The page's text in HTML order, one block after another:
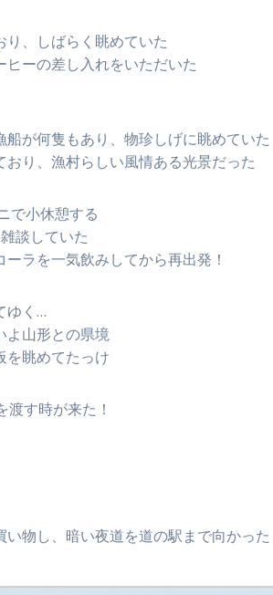
、しばらく眺めていた
ーの差し入れをいただいた
が何隻もあり、物珍しげに眺めていた
り、漁村らしい風情ある光景だった
で小休憩する
談していた
ラを一気飲みしてから再出発！
ゆく…
よ山形との県境
を眺めてたっけ
す時が来た！
物し、暗い夜道を道の駅まで向かった